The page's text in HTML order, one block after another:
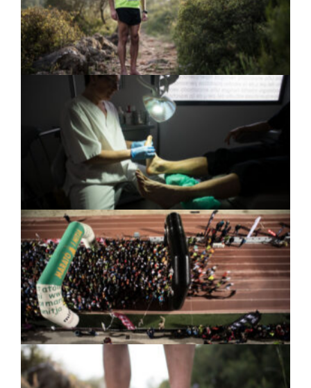
descalzo, ambos editados por Desnivel. En la
imagen aparece durante una carrera de
montaña, en la que como siempre, participa
descalzo.
Clinica podológica Bonrepos en Bonrepòs i
Miranbell , Valencia. 2016
Instante de la salida de la carrera Castellonense
«Marató i Mitja» del año 2016. En ella participó
el único corredor descalcista de España que la
ha conseguido recorrer los 63Km de montaña
que componen la prueba.